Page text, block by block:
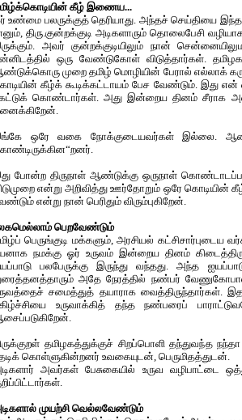
கீழ் இணைய...
உண்மை பலருக்குத் தெரியாது. அந்தச் செய்தியை இந்த
திரு.குன்றக்குடி அடிகளாரும் தொலைபேசி
அவர் குன்றக்குடியிலும் நான்
ஒரு வேண்டுகோள் விடுத்தார்கள்.
முறை தமிழ் மொழியின் பேரால் எல்லாக்
கீழ்க் கூடிக்கட்டாயம் பேச வேண்டும். இது
கொண்டார்கள். அது இன்றைய தினம் சீராக
ஒரே வகை நோக்குடையவர்கள் இல்லை.
போன்ற திருநாள் ஆண்டுக்கு ஒருநாள்
என்று அறிவித்து ஊர்தோறும் ஒரே கொடியின்
என்று நான் பெரிதும் விரும்புகிறேன்.
பெறவேண்டும்
பெருங்குடி மக்களும், அரசியல் கட்சிசார்புடைய
நமக்கு ஓர் உருவம் இன்றைய தினம்
பலபேருக்கு இருந்து வந்தது. அந்த
அதே நேரத்தில் நண்பர்
சமைத்துத் தயாராக வைத்திருந்தார்கள்.
உருவாக்கித் தந்த நண்பரைப்
தமிழகத்துக்குச் சிறப்பொளி தந்துவந்த
கொள்ளுகின்றனர் உவகையுடன், பெருமிதத்துடன்.
அவர்கள் பேசுகையில் உருவ வழிபாட்டை
முயற்சி வெல்லவேண்டும்